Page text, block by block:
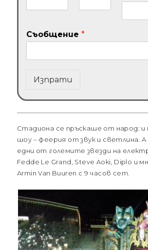
Съобщение *
Изпрати
Стадиона се пръскаше от народ:
шоу – феерия от звук и светлина.
едни от големите звезди на
Fedde Le Grand, Steve Aoki, Diplo и
Armin Van Buuren с 9 часов сет.